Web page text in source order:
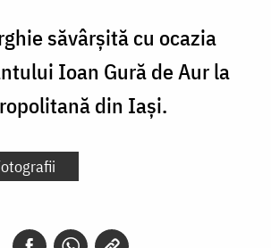
săvârșită cu ocazia
Ioan Gură de Aur la
din Iași.